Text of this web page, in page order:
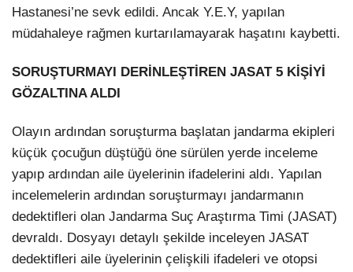
Hastanesi’ne sevk edildi. Ancak Y.E.Y, yapılan
müdahaleye rağmen kurtarılamayarak haşatını kaybetti.
SORUŞTURMAYI DERİNLEŞTİREN JASAT 5 KİŞİYİ
GÖZALTINA ALDI
Olayın ardından soruşturma başlatan jandarma ekipleri
küçük çocuğun düştüğü öne sürülen yerde inceleme
yapıp ardından aile üyelerinin ifadelerini aldı. Yapılan
incelemelerin ardından soruşturmayı jandarmanın
dedektifleri olan Jandarma Suç Araştırma Timi (JASAT)
devraldı. Dosyayı detaylı şekilde inceleyen JASAT
dedektifleri aile üyelerinin çelişkili ifadeleri ve otopsi